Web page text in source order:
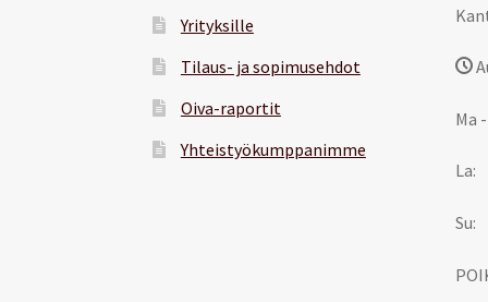
Yrityksille
Tilaus- ja sopimusehdot
Oiva-raportit
Yhteistyökumppanimme
Ma
La: